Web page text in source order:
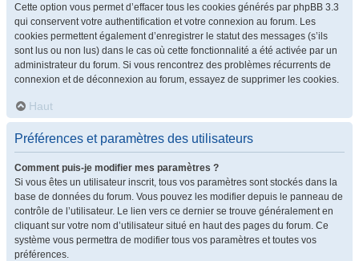
Cette option vous permet d’effacer tous les cookies générés par phpBB 3.3
qui conservent votre authentification et votre connexion au forum. Les
cookies permettent également d’enregistrer le statut des messages (s’ils
sont lus ou non lus) dans le cas où cette fonctionnalité a été activée par un
administrateur du forum. Si vous rencontrez des problèmes récurrents de
connexion et de déconnexion au forum, essayez de supprimer les cookies.
Haut
Préférences et paramètres des utilisateurs
Comment puis-je modifier mes paramètres ?
Si vous êtes un utilisateur inscrit, tous vos paramètres sont stockés dans la
base de données du forum. Vous pouvez les modifier depuis le panneau de
contrôle de l’utilisateur. Le lien vers ce dernier se trouve généralement en
cliquant sur votre nom d’utilisateur situé en haut des pages du forum. Ce
système vous permettra de modifier tous vos paramètres et toutes vos
préférences.